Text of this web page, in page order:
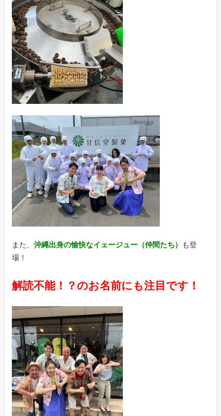
また、 沖縄出身の愉快なイェージュー（仲間たち）
も登
場！
解読不能！？のお名前にも注目です！